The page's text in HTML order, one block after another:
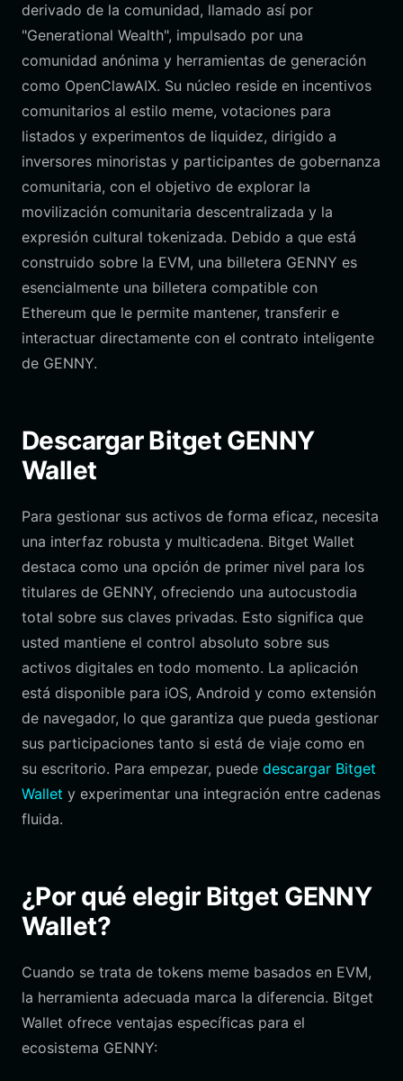
derivado de la comunidad, llamado así por
"Generational Wealth", impulsado por una
comunidad anónima y herramientas de generación
como OpenClawAIX. Su núcleo reside en incentivos
comunitarios al estilo meme, votaciones para
listados y experimentos de liquidez, dirigido a
inversores minoristas y participantes de gobernanza
comunitaria, con el objetivo de explorar la
movilización comunitaria descentralizada y la
expresión cultural tokenizada. Debido a que está
construido sobre la EVM, una billetera GENNY es
esencialmente una billetera compatible con
Ethereum que le permite mantener, transferir e
interactuar directamente con el contrato inteligente
de GENNY.
Descargar Bitget GENNY
Wallet
Para gestionar sus activos de forma eficaz, necesita
una interfaz robusta y multicadena. Bitget Wallet
destaca como una opción de primer nivel para los
titulares de GENNY, ofreciendo una autocustodia
total sobre sus claves privadas. Esto significa que
usted mantiene el control absoluto sobre sus
activos digitales en todo momento. La aplicación
está disponible para iOS, Android y como extensión
de navegador, lo que garantiza que pueda gestionar
sus participaciones tanto si está de viaje como en
su escritorio. Para empezar, puede descargar Bitget
Wallet y experimentar una integración entre cadenas
fluida.
¿Por qué elegir Bitget GENNY
Wallet?
Cuando se trata de tokens meme basados en EVM,
la herramienta adecuada marca la diferencia. Bitget
Wallet ofrece ventajas específicas para el
ecosistema GENNY: